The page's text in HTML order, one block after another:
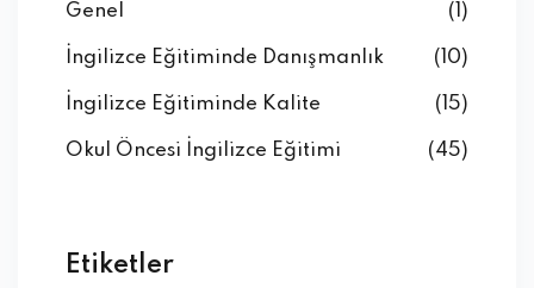
Genel (1)
İngilizce Eğitiminde Danışmanlık (10)
İngilizce Eğitiminde Kalite (15)
Okul Öncesi İngilizce Eğitimi (45)
Etiketler